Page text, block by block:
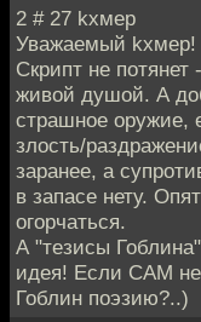
2 # 27 kxмep
Уважаемый kхмер!
Скрипт не потянет
живой душой. А
страшное оружие,
злость/
заранее, а
в запасе нету.
огорчаться.
А "тезисы
идея! Если САМ не
Гоблин поэзию?..)